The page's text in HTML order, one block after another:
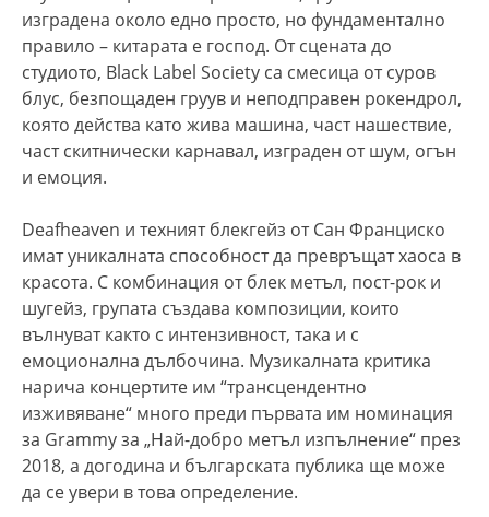
изградена около едно просто, но фундаментално
правило – китарата е господ. От сцената до
студиото, Black Label Society са смесица от суров
блус, безпощаден груув и неподправен рокендрол,
която действа като жива машина, част нашествие,
част скитнически карнавал, изграден от шум, огън
и емоция.
Deafheaven и техният блекгейз от Сан Франциско
имат уникалната способност да превръщат хаоса в
красота. С комбинация от блек метъл, пост-рок и
шугейз, групата създава композиции, които
вълнуват както с интензивност, така и с
емоционална дълбочина. Музикалната критика
нарича концертите им “трансцендентно
изживяване“ много преди първата им номинация
за Grammy за „Най-добро метъл изпълнение“ през
2018, а догодина и българската публика ще може
да се увери в това определение.